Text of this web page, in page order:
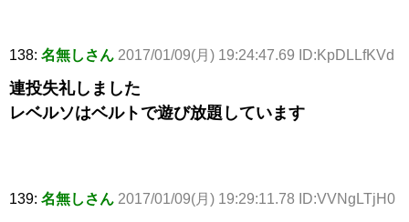
138: 名無しさん 2017/01/09(月) 19:24:47.69 ID:KpDLLfKVd
連投失礼しました
レベルソはベルトで遊び放題しています
139: 名無しさん 2017/01/09(月) 19:29:11.78 ID:VVNgLTjH0